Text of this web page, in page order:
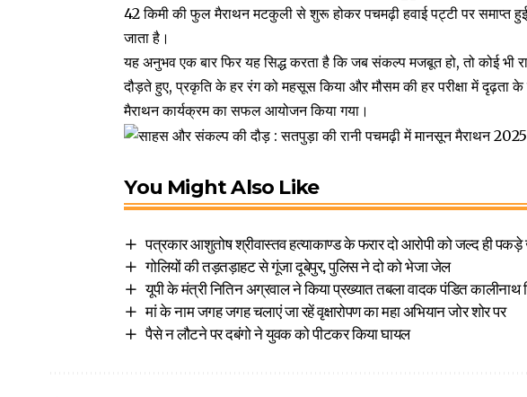
42 किमी की फुल मैराथन मटकुली से शुरू होकर पचमढ़ी हवाई पट्टी पर समाप्त
जाता है।
यह अनुभव एक बार फिर यह सिद्ध करता है कि जब संकल्प मजबूत हो, तो कोई भी
दौड़ते हुए, प्रकृति के हर रंग को महसूस किया और मौसम की हर परीक्षा में दृढ़ता
मैराथन कार्यक्रम का सफल आयोजन किया गया।
You Might Also Like
पत्रकार आशुतोष श्रीवास्तव हत्याकाण्ड के फरार दो आरोपी को जल्द ही
गोलियों की तड़तड़ाहट से गूंजा दूबेपुर, पुलिस ने दो को भेजा जेल
यूपी के मंत्री नितिन अग्रवाल ने किया प्रख्यात तबला वादक पंडित कालीनाथ
मां के नाम जगह जगह चलाएं जा रहें वृक्षारोपण का महा अभियान जोर शोर पर
पैसे न लौटने पर दबंगो ने युवक को पीटकर किया घायल